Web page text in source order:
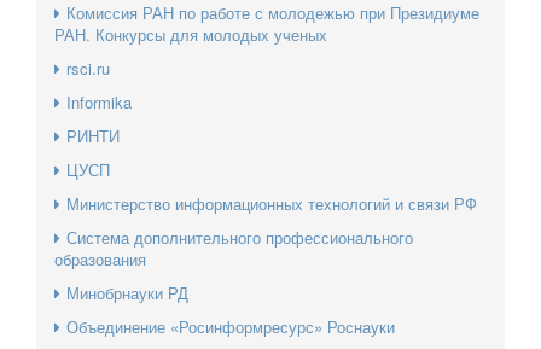
Комиссия РАН по работе с молодежью при Президиуме
РАН. Конкурсы для молодых ученых
rsci.ru
Informika
РИНТИ
ЦУСП
Министерство информационных технологий и связи РФ
Система дополнительного профессионального
образования
Минобрнауки РД
Объединение «Росинформресурс» Роснауки